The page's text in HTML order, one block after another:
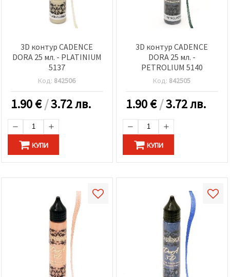
3D контур CADENCE
DORA 25 мл. - PLATINIUM
5137
Код: 842506
1.90€/3.72 лв.
КУПИ
3D контур CADENCE
DORA 25 мл. -
PETROLIUM 5140
Код: 842505
1.90€/3.72 лв.
КУПИ